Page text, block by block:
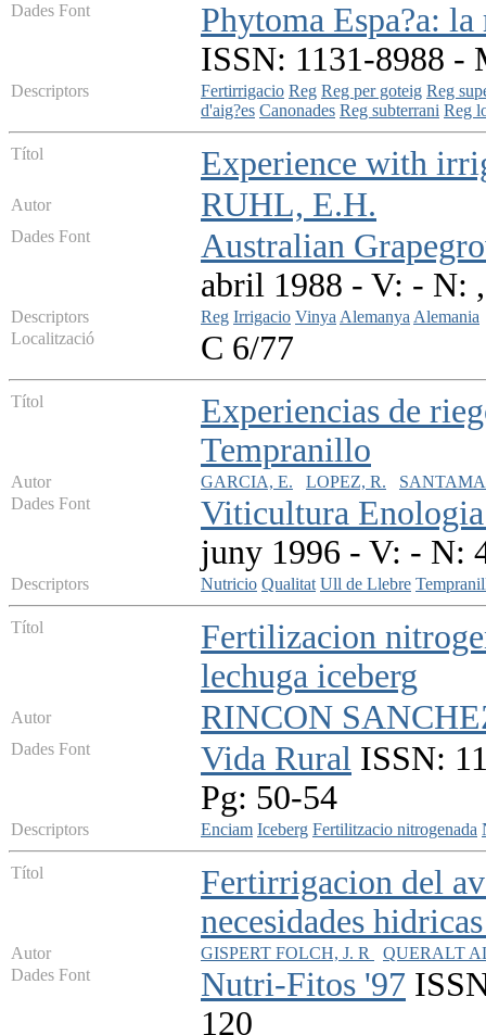
Dades Font
Phytoma Espa?a:
ISSN: 1131-8988 -
Descriptors Fertirrigacio Reg Reg per goteig Reg
d'aig?es Canonades Reg subterrani Reg
Títol Experience with
Autor RUHL, E.H.
Dades Font
Australian
abril 1988 - V: - N:
Descriptors Reg Irrigacio VinyaAlemanyaAlemania
Localització
C 6/77
Títol
Experiencias de
Tempranillo
Autor GARCIA, E. LOPEZ, R.
Dades Font
Viticultura
juny 1996 - V: - N:
Descriptors Nutricio Qualitat Ull de Llebre
Títol
Fertilizacion
lechuga iceberg
Autor RINCON
Dades Font Vida Rural ISSN:
Pg: 50-54
Descriptors Enciam Iceberg Fertilitzacio nitrogenada
Títol
Fertirrigacion del
necesidades
Autor GISPERT FOLCH, J. R
QUERALT
Dades Font
Nutri-Fitos '97
120